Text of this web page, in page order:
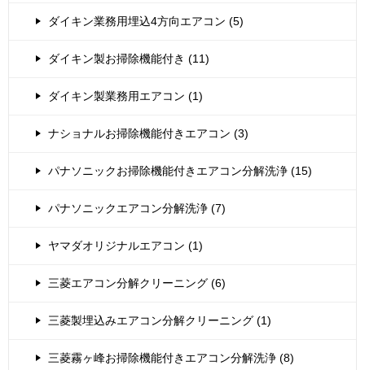
ダイキン業務用埋込4方向エアコン (5)
ダイキン製お掃除機能付き (11)
ダイキン製業務用エアコン (1)
ナショナルお掃除機能付きエアコン (3)
パナソニックお掃除機能付きエアコン分解洗浄 (15)
パナソニックエアコン分解洗浄 (7)
ヤマダオリジナルエアコン (1)
三菱エアコン分解クリーニング (6)
三菱製埋込みエアコン分解クリーニング (1)
三菱霧ヶ峰お掃除機能付きエアコン分解洗浄 (8)